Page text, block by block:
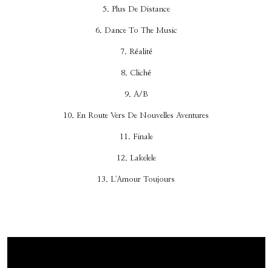
5. Plus De Distance
6. Dance To The Music
7. Réalité
8. Cliché
9. A/B
10. En Route Vers De Nouvelles Aventures
11. Finale
12. Lakelele
13. L'Amour Toujours